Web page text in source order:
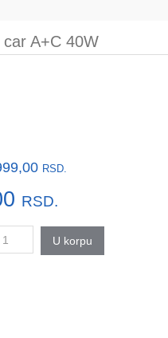
A+C 40W
RSD.
RSD.
U korpu